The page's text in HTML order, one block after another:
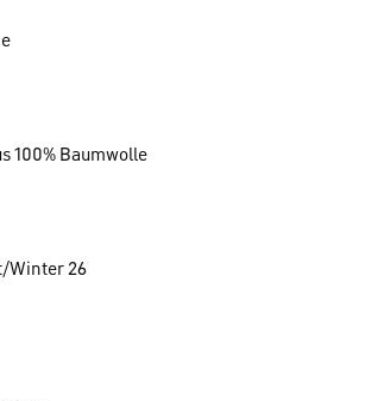
100% Baumwolle
Winter 26